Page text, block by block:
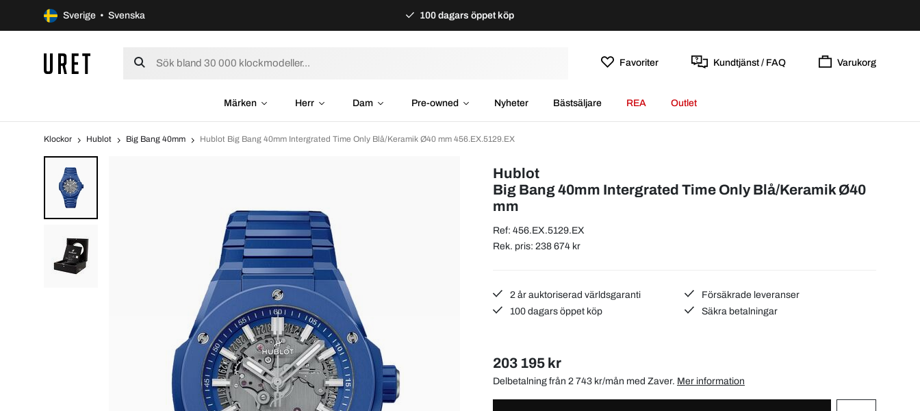
Sverige • Svenska 100 dagars öppet köp
Favoriter Kundtjänst / FAQ Varukorg
Märken Herr Dam Pre-owned Nyheter Bästsäljare REA Outlet
Klockor Hublot Big Bang 40mm Hublot Big Bang 40mm Intergrated Time Only Blå/Keramik Ø40 mm 456.EX.5129.EX
Hublot
Big Bang 40mm Intergrated Time Only Blå/Keramik Ø40
mm
Ref: 456.EX.5129.EX
Rek. pris: 238 674 kr
2 år auktoriserad världsgaranti
Försäkrade leveranser
100 dagars öppet köp
Säkra betalningar
203 195 kr
Delbetalning från 2 743 kr/mån med Zaver. Mer information